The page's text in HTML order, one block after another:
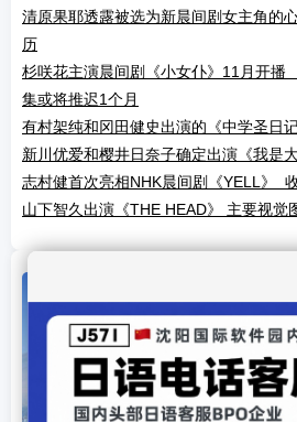
清原果耶透露被选为新晨间剧女主角的
历
杉咲花主演晨间剧《小女仆》11月开播
集或将推迟1个月
有村架纯和冈田健史出演的《中学圣日
新川优爱和樱井日奈子确定出演《我是
志村健首次亮相NHK晨间剧《YELL》
山下智久出演《THE HEAD》 主要视觉